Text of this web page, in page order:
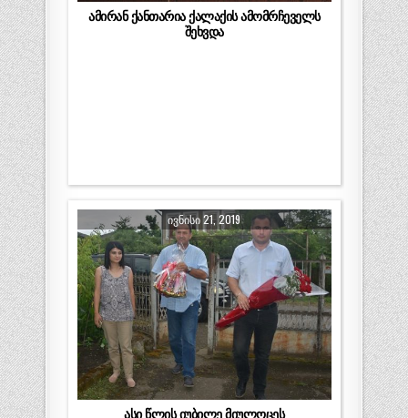
ამირან ქანთარია ქალაქის ამომრჩეველს
შეხვდა
ᲘᲕᲜᲘᲡᲘ 21, 2019
ასი წლის იუბილე მიულოცეს